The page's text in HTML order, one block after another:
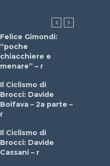
Felice Gimondi:
“poche
chiacchiere e
menare” – r
Il Ciclismo di
Brocci: Davide
Boifava – 2a parte –
r
Il Ciclismo di
Brocci: Davide
Cassani – r